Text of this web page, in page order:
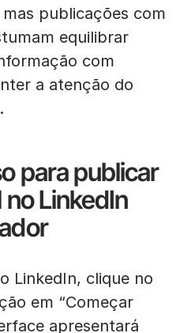
publicações com
equilibrar
com
a atenção do
para publicar
LinkedIn
LinkedIn, clique no
em “Começar
apresentará